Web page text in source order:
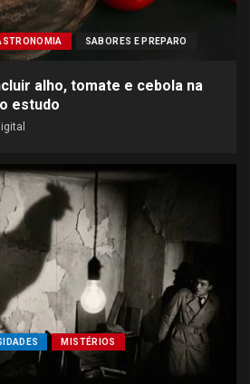
SABORES E PREPARO
alho, tomate e cebola na
estudo
MISTÉRIOS